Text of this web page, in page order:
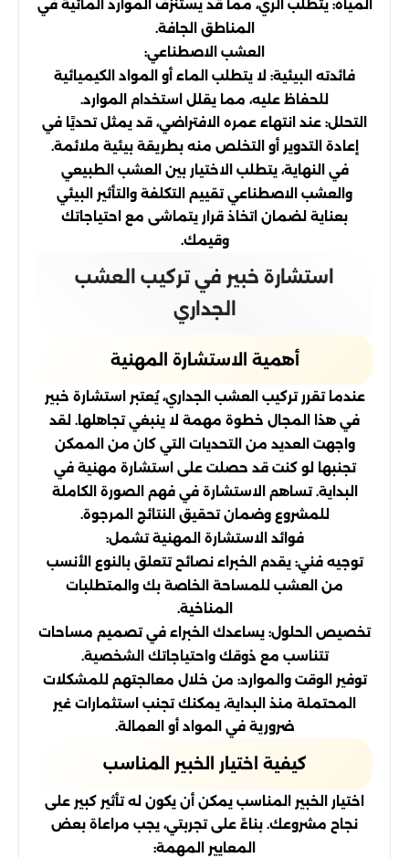
المياه: يتطلب الري، مما قد يستنزف الموارد المائية في
المناطق الجافة.
العشب الاصطناعي:
فائدته البيئية: لا يتطلب الماء أو المواد الكيميائية
للحفاظ عليه، مما يقلل استخدام الموارد.
التحلل: عند انتهاء عمره الافتراضي، قد يمثل تحديًا في
إعادة التدوير أو التخلص منه بطريقة بيئية ملائمة.
في النهاية، يتطلب الاختيار بين العشب الطبيعي
والعشب الاصطناعي تقييم التكلفة والتأثير البيئي
بعناية لضمان اتخاذ قرار يتماشى مع احتياجاتك
وقيمك.
استشارة خبير في تركيب العشب
الجداري
أهمية الاستشارة المهنية
عندما تقرر تركيب العشب الجداري، يُعتبر استشارة خبير
في هذا المجال خطوة مهمة لا ينبغي تجاهلها. لقد
واجهت العديد من التحديات التي كان من الممكن
تجنبها لو كنت قد حصلت على استشارة مهنية في
البداية. تساهم الاستشارة في فهم الصورة الكاملة
للمشروع وضمان تحقيق النتائج المرجوة.
فوائد الاستشارة المهنية تشمل:
توجيه فني: يقدم الخبراء نصائح تتعلق بالنوع الأنسب
من العشب للمساحة الخاصة بك والمتطلبات
المناخية.
تخصيص الحلول: يساعدك الخبراء في تصميم مساحات
تتناسب مع ذوقك واحتياجاتك الشخصية.
توفير الوقت والموارد: من خلال معالجتهم للمشكلات
المحتملة منذ البداية، يمكنك تجنب استثمارات غير
ضرورية في المواد أو العمالة.
كيفية اختيار الخبير المناسب
اختيار الخبير المناسب يمكن أن يكون له تأثير كبير على
نجاح مشروعك. بناءً على تجربتي، يجب مراعاة بعض
المعايير المهمة: